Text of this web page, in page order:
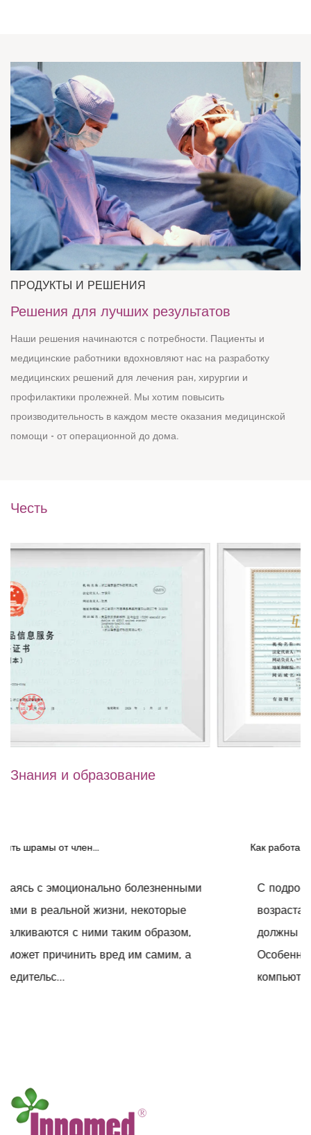
ПРОДУКТЫ И РЕШЕНИЯ
Решения для лучших результатов
Наши решения начинаются с потребности. Пациенты и
медицинские работники вдохновляют нас на разработку
медицинских решений для лечения ран, хирургии и
профилактики пролежней. Мы хотим повысить
производительность в каждом месте оказания медицинской
помощи - от операционной до дома.
Честь
Знания и образование
С подросткового возраста до зрелого
возраста люди, которых беспокоят прыщи,
должны использовать пластырь от прыщей.
Особенно люди, которые часто сидят перед
компьютером в течение ...